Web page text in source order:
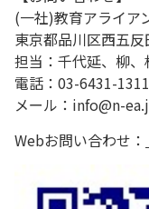
(一社)教育アライア
東京都品川区西五
担当：千代延、柳、
電話：03-6431-1311
メール：info@n-
Webお問い合わせ：